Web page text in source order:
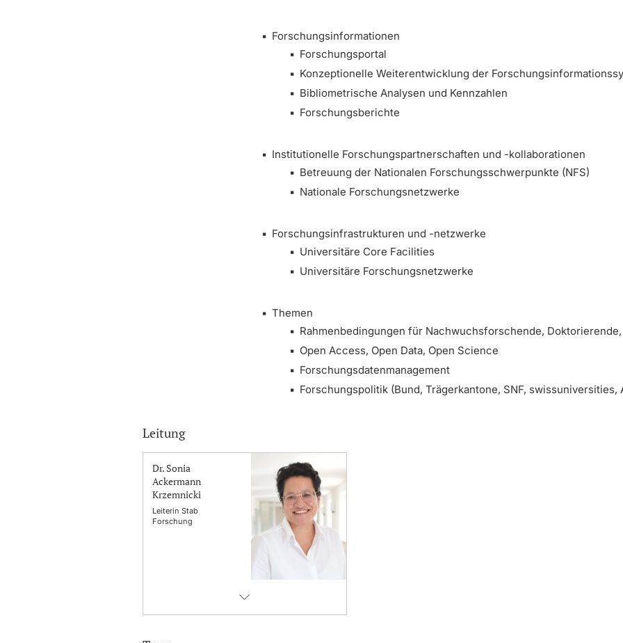
Forschungsinformationen
Forschungsportal
Konzeptionelle Weiterentwicklung der
Bibliometrische Analysen und Kennzahlen
Forschungsberichte
Institutionelle Forschungspartnerschaften und -kollaborationen
Betreuung der Nationalen Forschungsschwerpunkte (NFS)
Nationale Forschungsnetzwerke
Forschungsinfrastrukturen und -netzwerke
Universitäre Core Facilities
Universitäre Forschungsnetzwerke
Themen
Rahmenbedingungen für Nachwuchsforschende,
Open Access, Open Data, Open Science
Forschungsdatenmanagement
Forschungspolitik (Bund, Trägerkantone, SNF, swissuniversities,
Leitung
Dr. Sonia
Ackermann
Krzemnicki
Leiterin Stab
Forschung